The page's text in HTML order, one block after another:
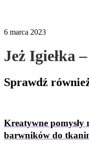
6 marca 2023
Jeż Igiełka
Sprawdź
Kreatywne pomysły
barwników do